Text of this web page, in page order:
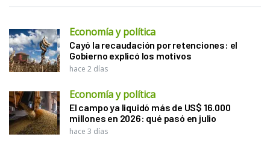
Economía y política
Cayó la recaudación por retenciones: el
Gobierno explicó los motivos
hace 2 días
Economía y política
El campo ya liquidó más de US$ 16.000
millones en 2026: qué pasó en julio
hace 3 días